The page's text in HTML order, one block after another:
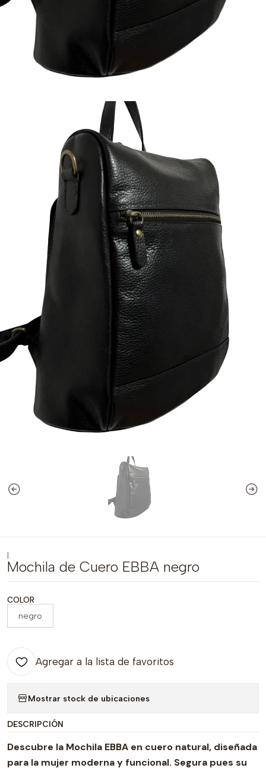
Mochila de Cuero EBBA negro
COLOR
negro
Agregar a la lista de favoritos
Mostrar stock de ubicaciones
DESCRIPCIÓN
Descubre la Mochila EBBA en cuero natural, diseñada
para la mujer moderna y funcional. Segura pues su